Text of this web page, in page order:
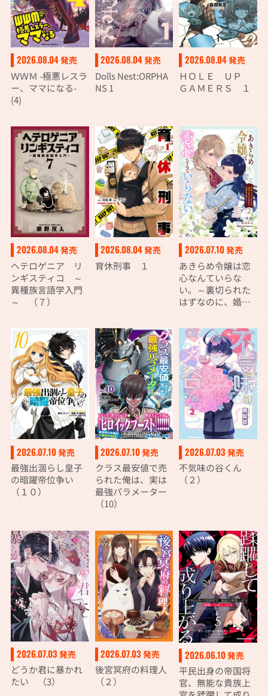
2026.08.04発売
ＷＷＭ -極悪レスラ
ー、ママになる-
(4)
2026.08.04発売
Dolls Nest:ORPHA
NS 1
2026.08.04発売
ＨＯＬＥ ＵＰ
ＧＡＭＥＲＳ １
2026.08.04発売
ヘテロゲニア リ
ンギスティコ ～
異種族言語学入門
～ （７）
2026.08.04発売
育休刑事 １
2026.07.10発売
あきらめ令嬢は恋
心なんていらな
い。～裏切られた
はずなのに、婚約
まりません！～
（２）
2026.07.10発売
最強出涸らし皇子
の暗躍帝位争い
（１０）
2026.07.10発売
クラス最安値で売
られた俺は、実は
最強パラメーター
（10）
2026.07.03 発売
不気味の谷くん
（２）
2026.07.03 発売
どうか君に暴かれ
たい （3）
2026.07.03 発売
後宮冥府の料理人
（２）
2026.06.10発売
平民出身の帝国将
官、無能な貴族上